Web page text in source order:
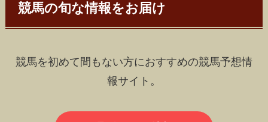
競馬の旬な情報をお届け
競馬を初めて間もない方におすすめの競馬予想情
報サイト。